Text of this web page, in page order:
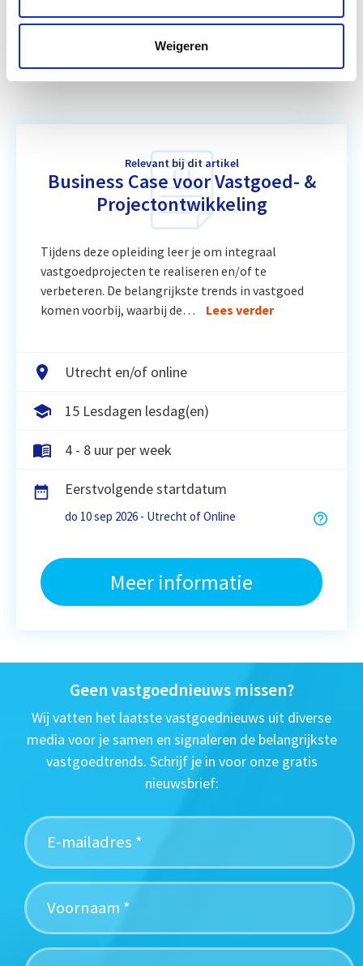
Weigeren
Vastgoedmanagement
Relevant bij dit artikel
Business Case voor Vastgoed- &
Projectontwikkeling
Tijdens deze opleiding leer je om integraal
vastgoedprojecten te realiseren en/of te
verbeteren. De belangrijkste trends in vastgoed
komen voorbij, waarbij de…
Lees verder
Utrecht en/of online
15 Lesdagen lesdag(en)
4 - 8 uur per week
Eerstvolgende startdatum
do 10 sep 2026 - Utrecht of Online
Meer informatie
Geen vastgoednieuws missen?
Wij vatten het laatste vastgoednieuws uit diverse
media voor je samen en signaleren de belangrijkste
vastgoedtrends. Schrijf je in voor onze gratis
nieuwsbrief: